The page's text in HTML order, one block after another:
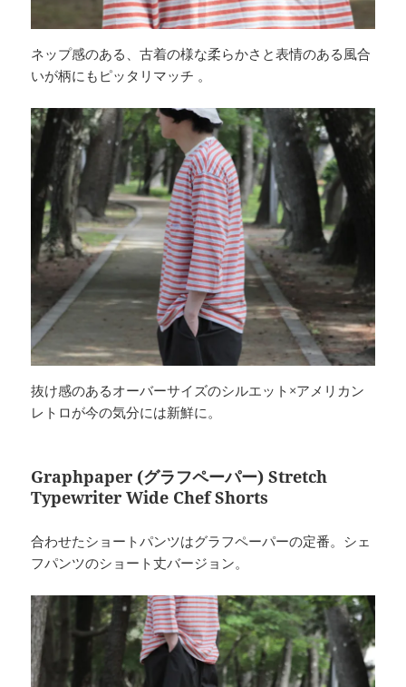
ネップ感のある、古着の様な柔らかさと表情のある風合
いが柄にもピッタリマッチ 。
抜け感のあるオーバーサイズのシルエット×アメリカン
レトロが今の気分には新鮮に。
Graphpaper (グラフペーパー) Stretch
Typewriter Wide Chef Shorts
合わせたショートパンツはグラフペーパーの定番。シェ
フパンツのショート丈バージョン。